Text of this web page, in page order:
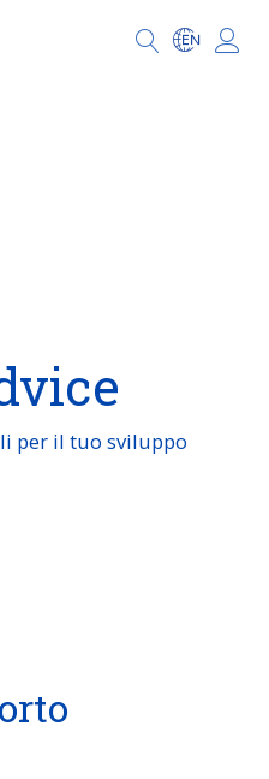
per il tuo sviluppo